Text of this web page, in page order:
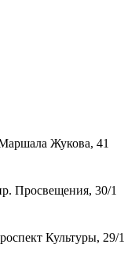
Жукова, 41
Просвещения, 30/1
Культуры, 29/1